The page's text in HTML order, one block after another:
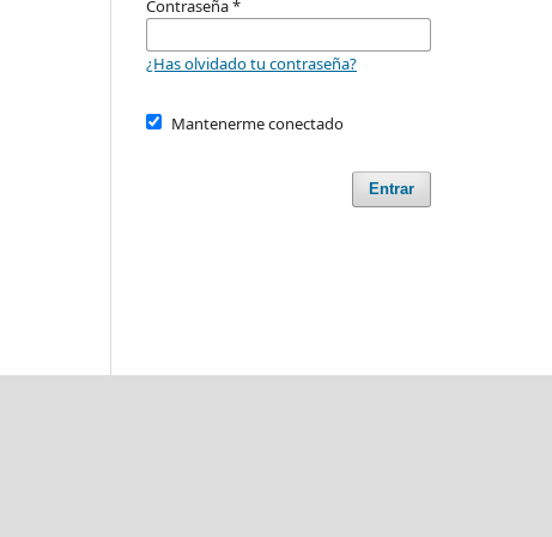
Contraseña*
¿Has olvidado tu contraseña?
Mantenerme conectado
Entrar